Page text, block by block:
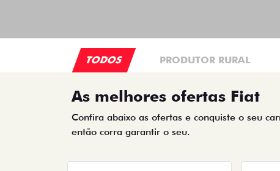
TODOS PRODUTOR RURAL
As melhores ofertas Fiat
Confira abaixo as ofertas e conquiste o seu
então corra garantir o seu.